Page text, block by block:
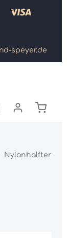
speyer.de
Nylonhalfter